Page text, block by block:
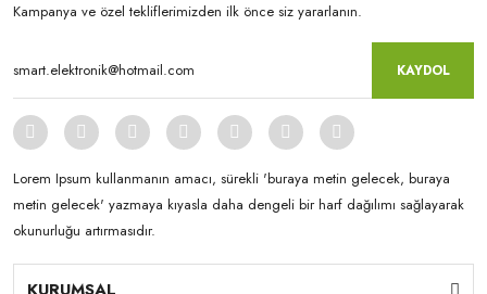
Kampanya ve özel tekliflerimizden ilk önce siz yararlanın.
KAYDOL
Lorem Ipsum kullanmanın amacı, sürekli 'buraya metin gelecek, buraya
metin gelecek' yazmaya kıyasla daha dengeli bir harf dağılımı sağlayarak
okunurluğu artırmasıdır.